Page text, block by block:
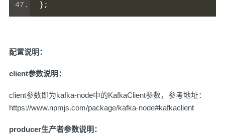
};
配置说明：
client参数说明：
client参数即为kafka-node中的KafkaClient参数，参考地址：
https://www.npmjs.com/package/kafka-node#kafkaclient
producer生产者参数说明：